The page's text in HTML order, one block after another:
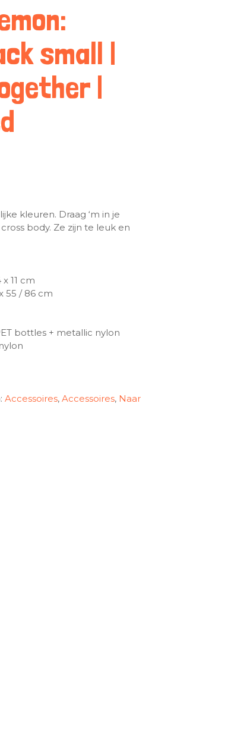
small |
|
kleuren. Draag ‘m in je
body. Ze zijn te leuk en
11 cm
55 / 86 cm
bottles + metallic nylon
Accessoires, Accessoires, Naar